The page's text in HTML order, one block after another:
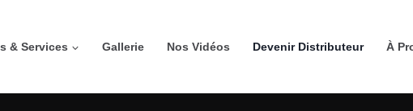
& Services Gallerie Nos Vidéos Devenir Distributeur À